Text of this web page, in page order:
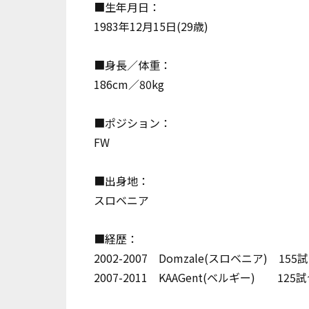
■生年月日：
1983年12月15日(29歳)
■身長／体重：
186cm／80kg
■ポジション：
FW
■出身地：
スロベニア
■経歴：
2002-2007 Domzale(スロベニア) 155
2007-2011 KAAGent(ベルギー) 125